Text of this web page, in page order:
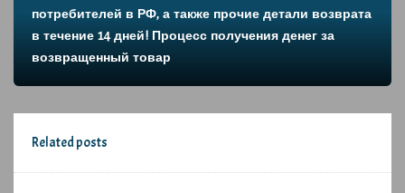
потребителей в РФ, а также прочие детали возврата
в течение 14 дней! Процесс получения денег за
возвращенный товар
Related posts